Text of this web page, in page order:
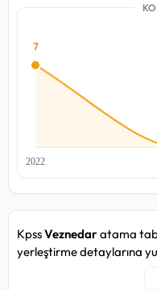
KpssVeznedaratama
yerleştirme detaylarına